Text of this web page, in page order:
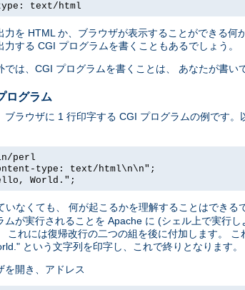
text/html
力を HTML か、ブラウザが表示することができる
力する CGI プログラムを書くこともあるでしょう。
では、CGI プログラムを書くことは、 あなたが書い
ログラム
ブラウザに 1 行印字する CGI プログラムの例です。
perl
type: text/html\n\n";
World.";
いなくても、 何が起こるかを理解することはできる
ムが実行されることを Apache に (シェル上で実行
これには復帰改行の二つの組を後に付加します。
という文字列を印字し、これで終りとなります。
を開き、アドレス